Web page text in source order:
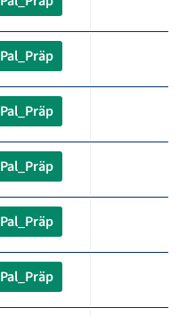
Pal_Präp
Pal_Präp
Pal_Präp
Pal_Präp
Pal_Präp